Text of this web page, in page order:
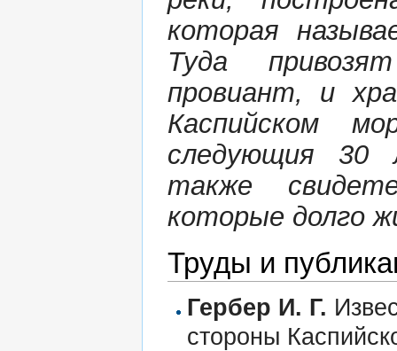
которая
Туда
провиант, и
Каспийском
следующия 30
также
которые долго
Труды и
Гербер И. Г.
стороны